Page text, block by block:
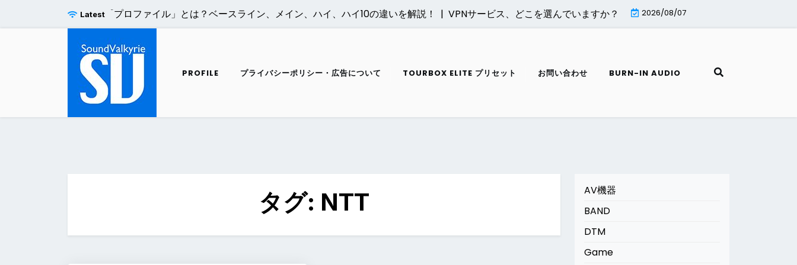
Latest
H.264エンコードの「プロファイル」とは？ベースライン、メイン、ハイ、ハイ10の違いを解説！ | VPNサービス、どこを選んでいますか？ | MiniTool Partition Wizard無料版はど
2026/08/07
PROFILE プライバシーポリシー・広告について TOURBOX ELITE プリセット お問い合わせ BURN-IN AUDIO
タグ: NTT
AV機器
BAND
DTM
Game